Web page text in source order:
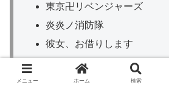
東京卍リベンジャーズ
炎炎ノ消防隊
彼女、お借りします
不滅のあなたへ
ブルーロック
メニュー ホーム 検索